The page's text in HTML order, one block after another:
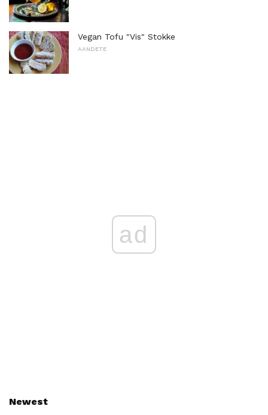
Vegan Tofu "Vis" Stokke
AANDETE
ad
Newest